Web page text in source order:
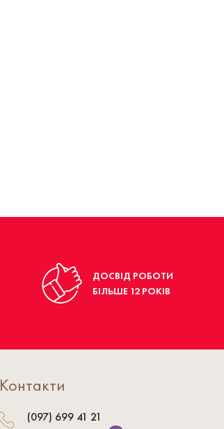
ДОСВІД РОБОТИ
БІЛЬШЕ 12 РОКІВ
Контакти
(097) 699 41 21